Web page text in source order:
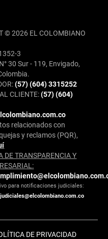
© 2026 EL COLOMBIANO
3
30 Sur - 119, Envigado,
(57) (604) 3315252
CLIENTE:(57) (604)
relacionados con
y reclamos (PQR),
DE TRANSPARENCIA Y
para notificaciones judiciales:
DE PRIVACIDAD